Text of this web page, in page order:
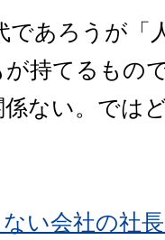
であろうが「
持てるもの
ない。では
い会社の社